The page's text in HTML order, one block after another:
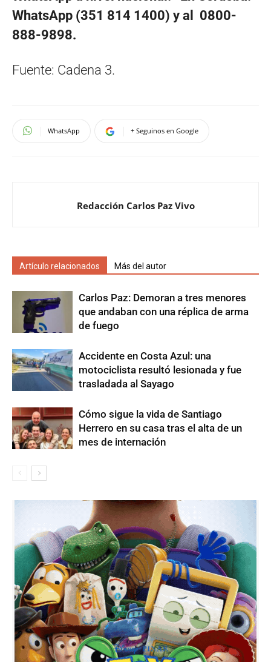
WhatsApp (351 814 1400) y al 0800-
888-9898.
Fuente: Cadena 3.
WhatsApp + Seguinos en Google
Redacción Carlos Paz Vivo
Artículo relacionados Más del autor
Carlos Paz: Demoran a tres menores
que andaban con una réplica de arma
de fuego
Accidente en Costa Azul: una
motociclista resultó lesionada y fue
trasladada al Sayago
Cómo sigue la vida de Santiago
Herrero en su casa tras el alta de un
mes de internación